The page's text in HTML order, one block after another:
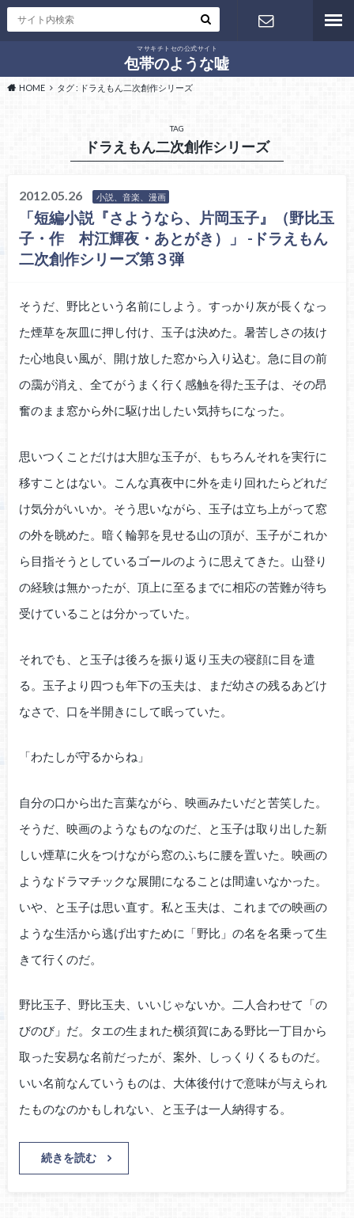
マサキチトセの公式サイト
包帯のような嘘
HOME タグ : ドラえもん二次創作シリーズ
TAG
ドラえもん二次創作シリーズ
2012.05.26 小説、音楽、漫画
「短編小説『さようなら、片岡玉子』（野比玉
子・作 村江輝夜・あとがき）」 -ドラえもん
二次創作シリーズ第３弾
そうだ、野比という名前にしよう。すっかり灰が長くなっ
た煙草を灰皿に押し付け、玉子は決めた。暑苦しさの抜け
た心地良い風が、開け放した窓から入り込む。急に目の前
の靄が消え、全てがうまく行く感触を得た玉子は、その昂
奮のまま窓から外に駆け出したい気持ちになった。
思いつくことだけは大胆な玉子が、もちろんそれを実行に
移すことはない。こんな真夜中に外を走り回れたらどれだ
け気分がいいか。そう思いながら、玉子は立ち上がって窓
の外を眺めた。暗く輪郭を見せる山の頂が、玉子がこれか
ら目指そうとしているゴールのように思えてきた。山登り
の経験は無かったが、頂上に至るまでに相応の苦難が待ち
受けていることは分かっていた。
それでも、と玉子は後ろを振り返り玉夫の寝顔に目を遣
る。玉子より四つも年下の玉夫は、まだ幼さの残るあどけ
なさで、口を半開きにして眠っていた。
「わたしが守るからね」
自分の口から出た言葉ながら、映画みたいだと苦笑した。
そうだ、映画のようなものなのだ、と玉子は取り出した新
しい煙草に火をつけながら窓のふちに腰を置いた。映画の
ようなドラマチックな展開になることは間違いなかった。
いや、と玉子は思い直す。私と玉夫は、これまでの映画の
ような生活から逃げ出すために「野比」の名を名乗って生
きて行くのだ。
野比玉子、野比玉夫、いいじゃないか。二人合わせて「の
びのび」だ。タエの生まれた横須賀にある野比一丁目から
取った安易な名前だったが、案外、しっくりくるものだ。
いい名前なんていうものは、大体後付けで意味が与えられ
たものなのかもしれない、と玉子は一人納得する。
続きを読む